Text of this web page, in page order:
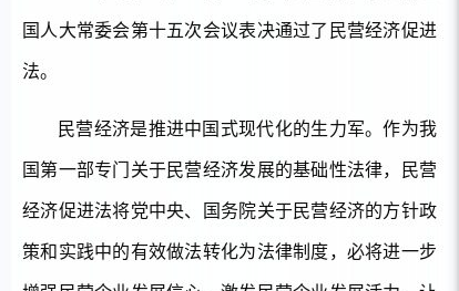
国人大常委会第十五次会议表决通过了民营经济促进
法。
民营经济是推进中国式现代化的生力军。作为我
国第一部专门关于民营经济发展的基础性法律，民营
经济促进法将党中央、国务院关于民营经济的方针政
策和实践中的有效做法转化为法律制度，必将进一步